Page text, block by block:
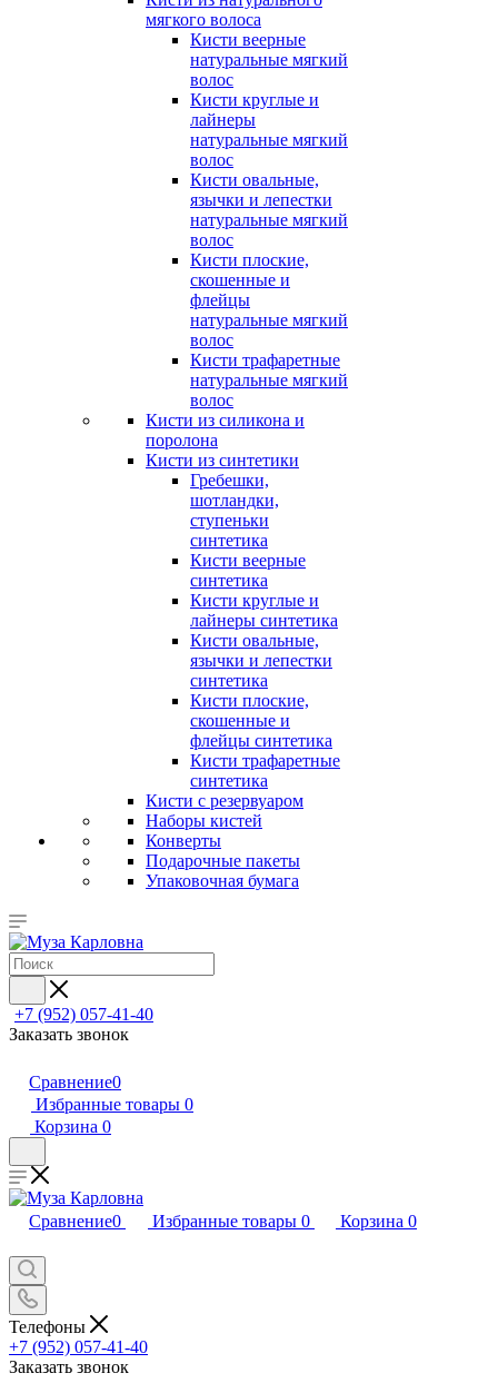
мягкого волоса
Кисти веерные
натуральные мягкий
волос
Кисти круглые и
лайнеры
натуральные мягкий
волос
Кисти овальные,
язычки и лепестки
натуральные мягкий
волос
Кисти плоские,
скошенные и
флейцы
натуральные мягкий
волос
Кисти трафаретные
натуральные мягкий
волос
Кисти из силикона и
поролона
Кисти из синтетики
Гребешки,
шотландки,
ступеньки
синтетика
Кисти веерные
синтетика
Кисти круглые и
лайнеры синтетика
Кисти овальные,
язычки и лепестки
синтетика
Кисти плоские,
скошенные и
флейцы синтетика
Кисти трафаретные
синтетика
Кисти с резервуаром
Наборы кистей
Конверты
Подарочные пакеты
Упаковочная бумага
+7 (952) 057-41-40
Заказать звонок
Сравнение0
Избранные товары 0
Корзина 0
Сравнение0 Избранные товары 0 Корзина 0
Телефоны
+7 (952) 057-41-40
Заказать звонок